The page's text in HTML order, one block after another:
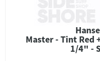
Master - Tint Red
1/4" -